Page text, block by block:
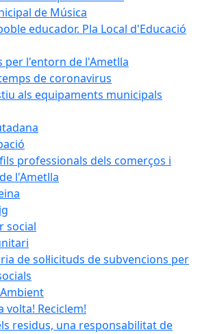
de Música
educador. Pla Local d'Educació
per l'entorn de l'Ametlla
de coronavirus
als equipaments municipals
professionals dels comerços i
l'Ametlla
social
de sol·licituds de subvencions per
volta! Reciclem!
residus, una responsabilitat de